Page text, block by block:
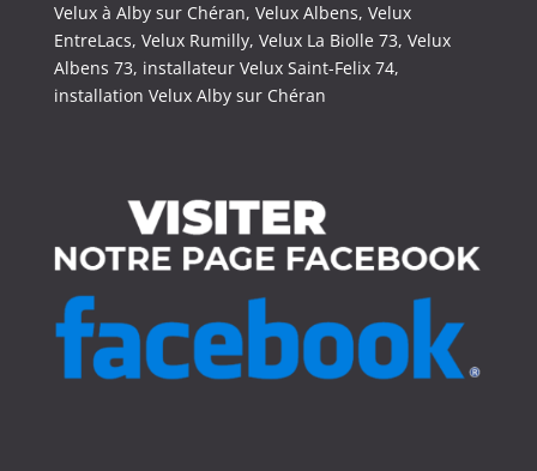
Velux à Alby sur Chéran, Velux Albens, Velux
EntreLacs, Velux Rumilly, Velux La Biolle 73, Velux
Albens 73, installateur Velux Saint-Felix 74,
installation Velux Alby sur Chéran